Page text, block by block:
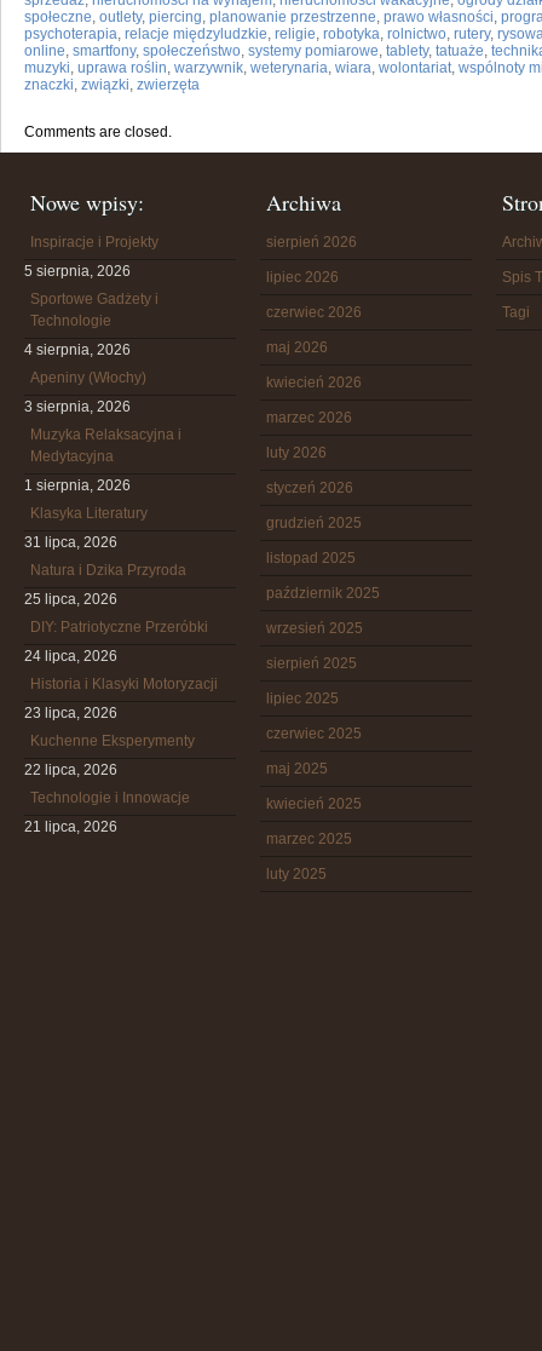
społeczne, outlety, piercing, planowanie przestrzenne, prawo własności,
psychoterapia, relacje międzyludzkie, religie, robotyka, rolnictwo, rutery,
online, smartfony, społeczeństwo, systemy pomiarowe, tablety, tatuaże,
muzyki, uprawa roślin, warzywnik, weterynaria, wiara, wolontariat, wspólnoty
znaczki, związki, zwierzęta
Comments are closed.
Nowe wpisy:
Inspiracje i Projekty
5 sierpnia, 2026
Sportowe Gadżety i
Technologie
4 sierpnia, 2026
Apeniny (Włochy)
3 sierpnia, 2026
Muzyka Relaksacyjna i
Medytacyjna
1 sierpnia, 2026
Klasyka Literatury
31 lipca, 2026
Natura i Dzika Przyroda
25 lipca, 2026
DIY: Patriotyczne Przeróbki
24 lipca, 2026
Historia i Klasyki Motoryzacji
23 lipca, 2026
Kuchenne Eksperymenty
22 lipca, 2026
Technologie i Innowacje
21 lipca, 2026
Archiwa
sierpień 2026
lipiec 2026
czerwiec 2026
maj 2026
kwiecień 2026
marzec 2026
luty 2026
styczeń 2026
grudzień 2025
listopad 2025
październik 2025
wrzesień 2025
sierpień 2025
lipiec 2025
czerwiec 2025
maj 2025
kwiecień 2025
marzec 2025
luty 2025
Spis
Tagi